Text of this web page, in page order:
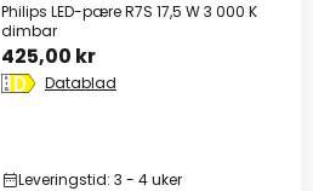
Philips LED-pære R7S 17,5 W 3 000 K
dimbar
425,00 kr
Datablad
Leveringstid: 3 - 4 uker